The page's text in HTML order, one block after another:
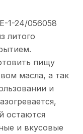
1-24/056058
литого
пищу
масла, а так
и
остаются
и вкусовые